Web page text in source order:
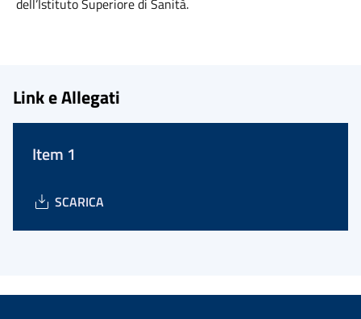
dell’Istituto Superiore di Sanità.
Link e Allegati
Item 1
SCARICA